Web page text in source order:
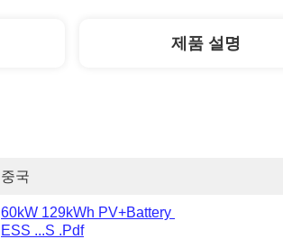
제품 설명
중국
60kW 129kWh PV+Battery
ESS ...S .pdf